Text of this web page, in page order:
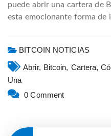
puede abrir una cartera de
esta emocionante forma de
BITCOIN NOTICIAS
Abrir, Bitcoin, Cartera,
Una
0 Comment